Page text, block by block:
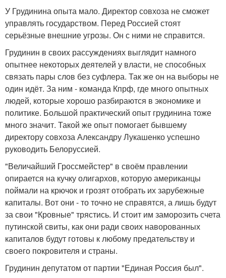
У Грудинина опыта мало. Директор совхоза не сможет
управлять государством. Перед Россией стоят
серьёзные внешние угрозы. Он с ними не справится.
Грудинин в своих рассуждениях выглядит намного
опытнее некоторых деятелей у власти, не способных
связать пары слов без суфлера. Так же он на выборы не
один идёт. За ним - команда Кпрф, где много опытных
людей, которые хорошо разбираются в экономике и
политике. Большой практический опыт грудинина тоже
много значит. Такой же опыт помогает бывшему
директору совхоза Александру Лукашенко успешно
руководить Белоруссией.
"Величайший Гроссмейстер" в своём правлении
опирается на кучку олигархов, которую американцы
поймали на крючок и грозят отобрать их зарубежные
капиталы. Вот они - то точно не справятся, а лишь будут
за свои "Кровные" трястись. И стоит им заморозить счета
путинской свиты, как они ради своих наворованных
капиталов будут готовы к любому предательству и
своего покровителя и страны.
Грудинин депутатом от партии "Единая Россия был".